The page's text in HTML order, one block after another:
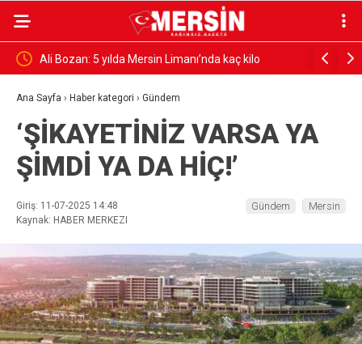
Ali Bozan: 5 yılda Mersin Limanı’nda kaç kilo
uyuşturucu ve silah ele geçirildi?
Ana Sayfa › Haber kategori › Gündem
‘ŞİKAYETİNİZ VARSA YA
ŞİMDİ YA DA HİÇ!’
Giriş: 11-07-2025 14:48
Kaynak: HABER MERKEZI
Gündem Mersin